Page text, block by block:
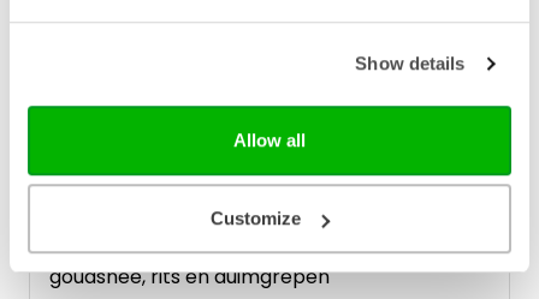
Show details
Allow all
Customize
Bijbel (HSV) met psalmen - zwart leer met
goudsnee, rits en duimgrepen